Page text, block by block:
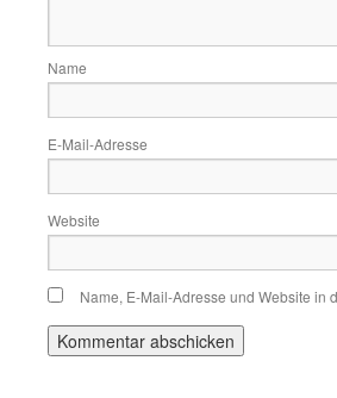
Name
E-Mail-Adresse
Website
Name, E-Mail-Adresse und Website in